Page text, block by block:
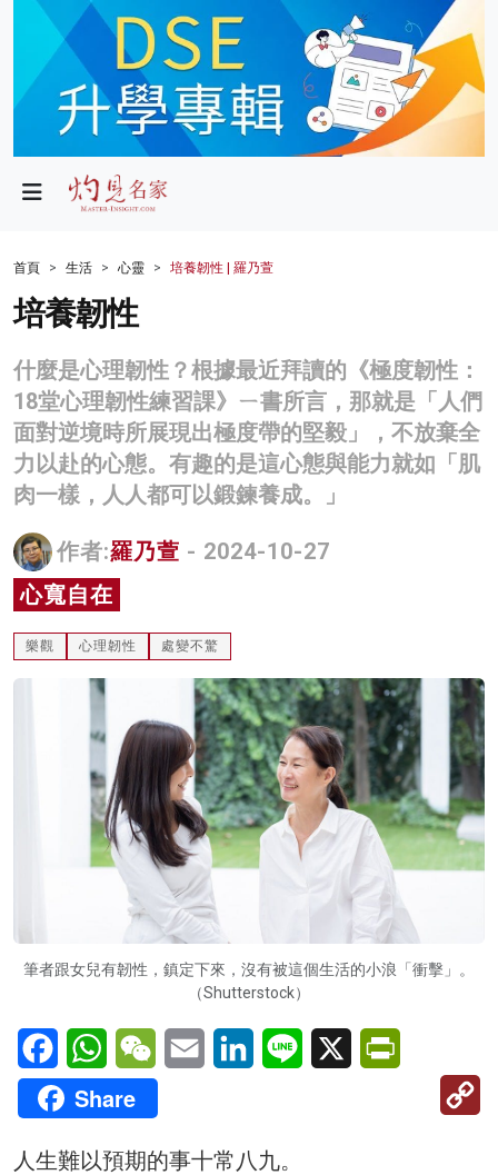
政局
財經
生活
商業
科技
影片
名家榜
灼見活動
首頁 生活 心靈 培養韌性 | 羅乃萱
培養韌性
什麼是心理韌性？根據最近拜讀的《極度韌性：
18堂心理韌性練習課》ㄧ書所言，那就是「人們
面對逆境時所展現出極度帶的堅毅」，不放棄全
力以赴的心態。有趣的是這心態與能力就如「肌
肉一樣，人人都可以鍛鍊養成。」
作者:羅乃萱 - 2024-10-27
心寬自在
樂觀 心理韌性 處變不驚
筆者跟女兒有韌性，鎮定下來，沒有被這個生活的小浪「衝擊」。
（Shutterstock）
FacebookWhatsAppWeChatEmail LinkedInLine X
Share
人生難以預期的事十常八九。